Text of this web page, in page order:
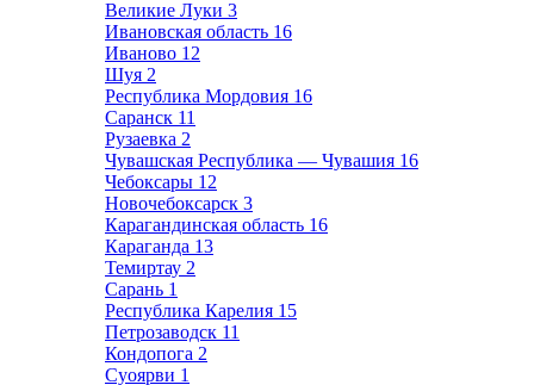
Великие Луки 3
Ивановская область 16
Иваново 12
Шуя 2
Республика Мордовия 16
Саранск 11
Рузаевка 2
Чувашская Республика — Чувашия 16
Чебоксары 12
Новочебоксарск 3
Карагандинская область 16
Караганда 13
Темиртау 2
Сарань 1
Республика Карелия 15
Петрозаводск 11
Кондопога 2
Суоярви 1